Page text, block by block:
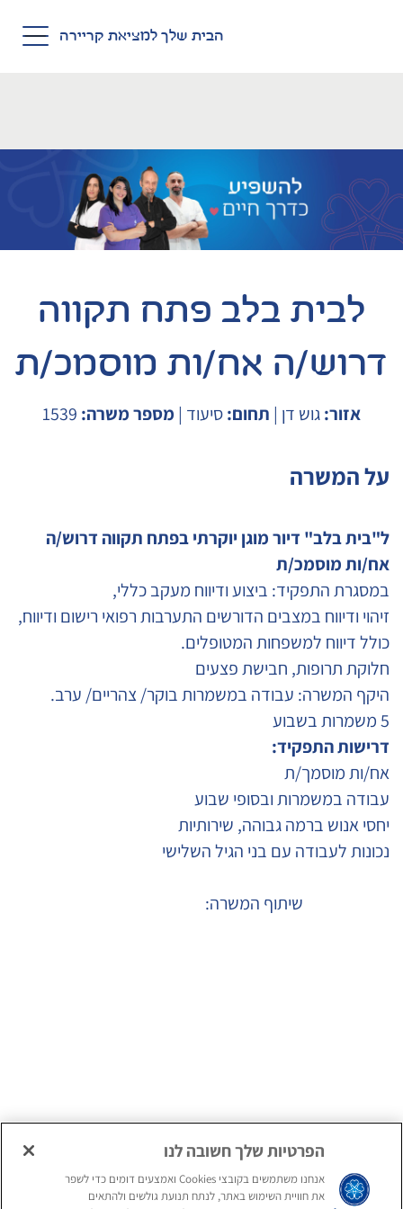
הבית שלך למציאת קריירה
לבית בלב פתח תקווה
דרוש/ה אח/ות מוסמכ/ת
אזור:גוש דן | תחום:סיעוד | מספר משרה:
על המשרה
ל"בית בלב" דיור מוגן יוקרתי בפתח תקווה דרוש/ה
אח/ות מוסמכ/ת
במסגרת התפקיד: ביצוע ודיווח מעקב כללי,
זיהוי ודיווח במצבים הדורשים התערבות רפואי רישום ודיווח,
כולל דיווח למשפחות המטופלים.
חלוקת תרופות, חבישת פצעים
היקף המשרה: עבודה במשמרות בוקר/ צהריים/ ערב.
5 משמרות בשבוע
דרישות התפקיד:
אח/ות מוסמך/ת
עבודה במשמרות ובסופי שבוע
יחסי אנוש ברמה גבוהה, שירותיות
נכונות לעבודה עם בני הגיל השלישי
שיתוף המשרה:
הפרטיות שלך חשובה לנו
אנחנו משתמשים בקובצי Cookies ואמצעים דומים כדי לשפר
את חוויית השימוש באתר, לנתח תנועת גולשים ולהתאים